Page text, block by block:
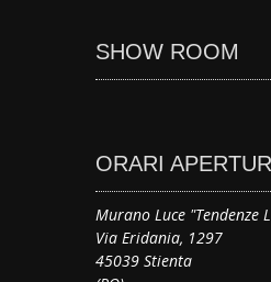
SHOW ROOM
ORARI
Murano Luce "Tendenze
Via Eridania, 1297
45039 Stienta